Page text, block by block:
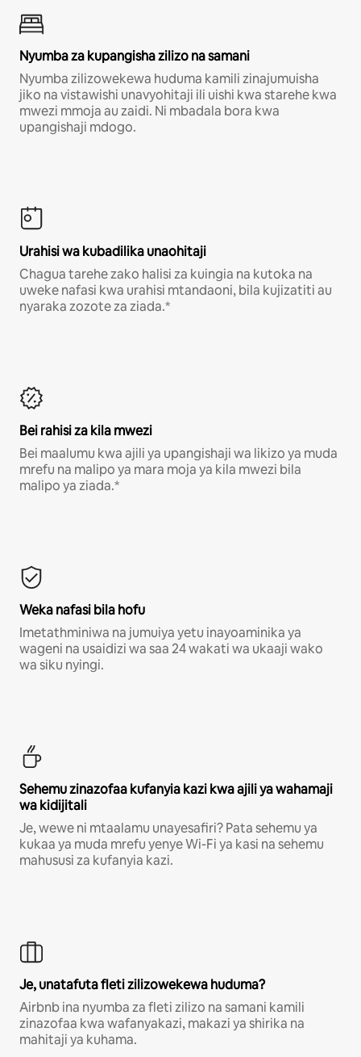
Nyumba za kupangisha zilizo na samani
Nyumba zilizowekewa huduma kamili zinajumuisha
jiko na vistawishi unavyohitaji ili uishi kwa starehe kwa
mwezi mmoja au zaidi. Ni mbadala bora kwa
upangishaji mdogo.
Urahisi wa kubadilika unaohitaji
Chagua tarehe zako halisi za kuingia na kutoka na
uweke nafasi kwa urahisi mtandaoni, bila kujizatiti au
nyaraka zozote za ziada.*
Bei rahisi za kila mwezi
Bei maalumu kwa ajili ya upangishaji wa likizo ya muda
mrefu na malipo ya mara moja ya kila mwezi bila
malipo ya ziada.*
Weka nafasi bila hofu
Imetathminiwa na jumuiya yetu inayoaminika ya
wageni na usaidizi wa saa 24 wakati wa ukaaji wako
wa siku nyingi.
Sehemu zinazofaa kufanyia kazi kwa ajili ya wahamaji
wa kidijitali
Je, wewe ni mtaalamu unayesafiri? Pata sehemu ya
kukaa ya muda mrefu yenye Wi-Fi ya kasi na sehemu
mahususi za kufanyia kazi.
Je, unatafuta fleti zilizowekewa huduma?
Airbnb ina nyumba za fleti zilizo na samani kamili
zinazofaa kwa wafanyakazi, makazi ya shirika na
mahitaji ya kuhama.